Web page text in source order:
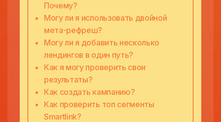
Почему?
Могу ли я использовать двойной
мета-рефреш?
Могу ли я добавить несколько
лендингов в один путь?
Как я могу проверить свои
результаты?
Как создать кампанию?
Как проверить топ сегменты
Smartlink?